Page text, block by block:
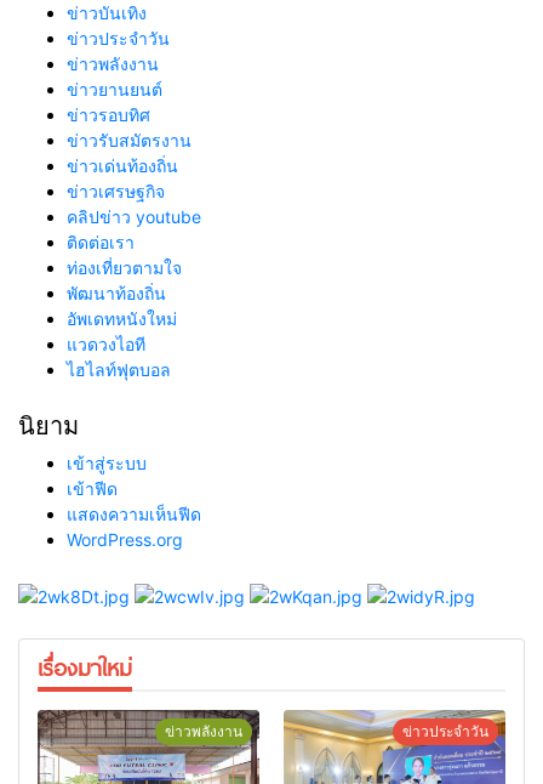
ข่าวบันเทิง
ข่าวประจำวัน
ข่าวพลังงาน
ข่าวยานยนต์
ข่าวรอบทิศ
ข่าวรับสมัตรงาน
ข่าวเด่นท้องถิ่น
ข่าวเศรษฐกิจ
คลิปข่าว youtube
ติดต่อเรา
ท่องเที่ยวตามใจ
พัฒนาท้องถิ่น
อัพเดทหนังใหม่
แวดวงไอที
ไฮไลท์ฟุตบอล
นิยาม
เข้าสู่ระบบ
เข้าฟีด
แสดงความเห็นฟีด
WordPress.org
เรื่องมาใหม่
ข่าวพลังงาน ข่าวประจำวัน